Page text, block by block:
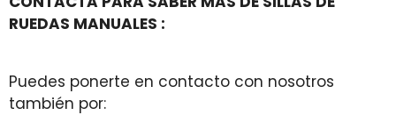
RUEDAS MANUALES :
Puedes ponerte en contacto con nosotros
también por: